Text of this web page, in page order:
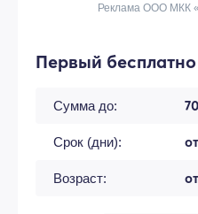
Реклама ООО МКК
Первый бесплатно
Сумма до:
Срок (дни):
Возраст: